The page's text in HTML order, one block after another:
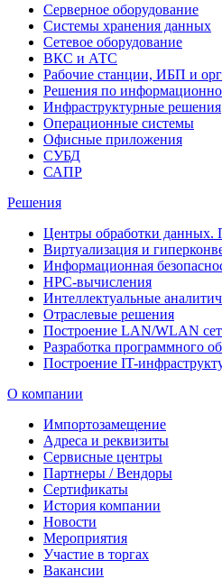
Серверное оборудование
Системы хранения данных
Сетевое оборудование
ВКС и АТС
Рабочие станции, ИБП и
Решения по
Инфраструктурные решения
Операционные системы
Офисные приложения
СУБД
САПР
Решения
Центры обработки
Виртуализация и
Информационная
HPC-вычисления
Интеллектуальные
Отраслевые решения
Построение LAN/WLAN
Разработка программного
Построение IT-
О компании
Импортозамещение
Адреса и реквизиты
Сервисные центры
Партнеры / Вендоры
Сертификаты
История компании
Новости
Мероприятия
Участие в торгах
Вакансии